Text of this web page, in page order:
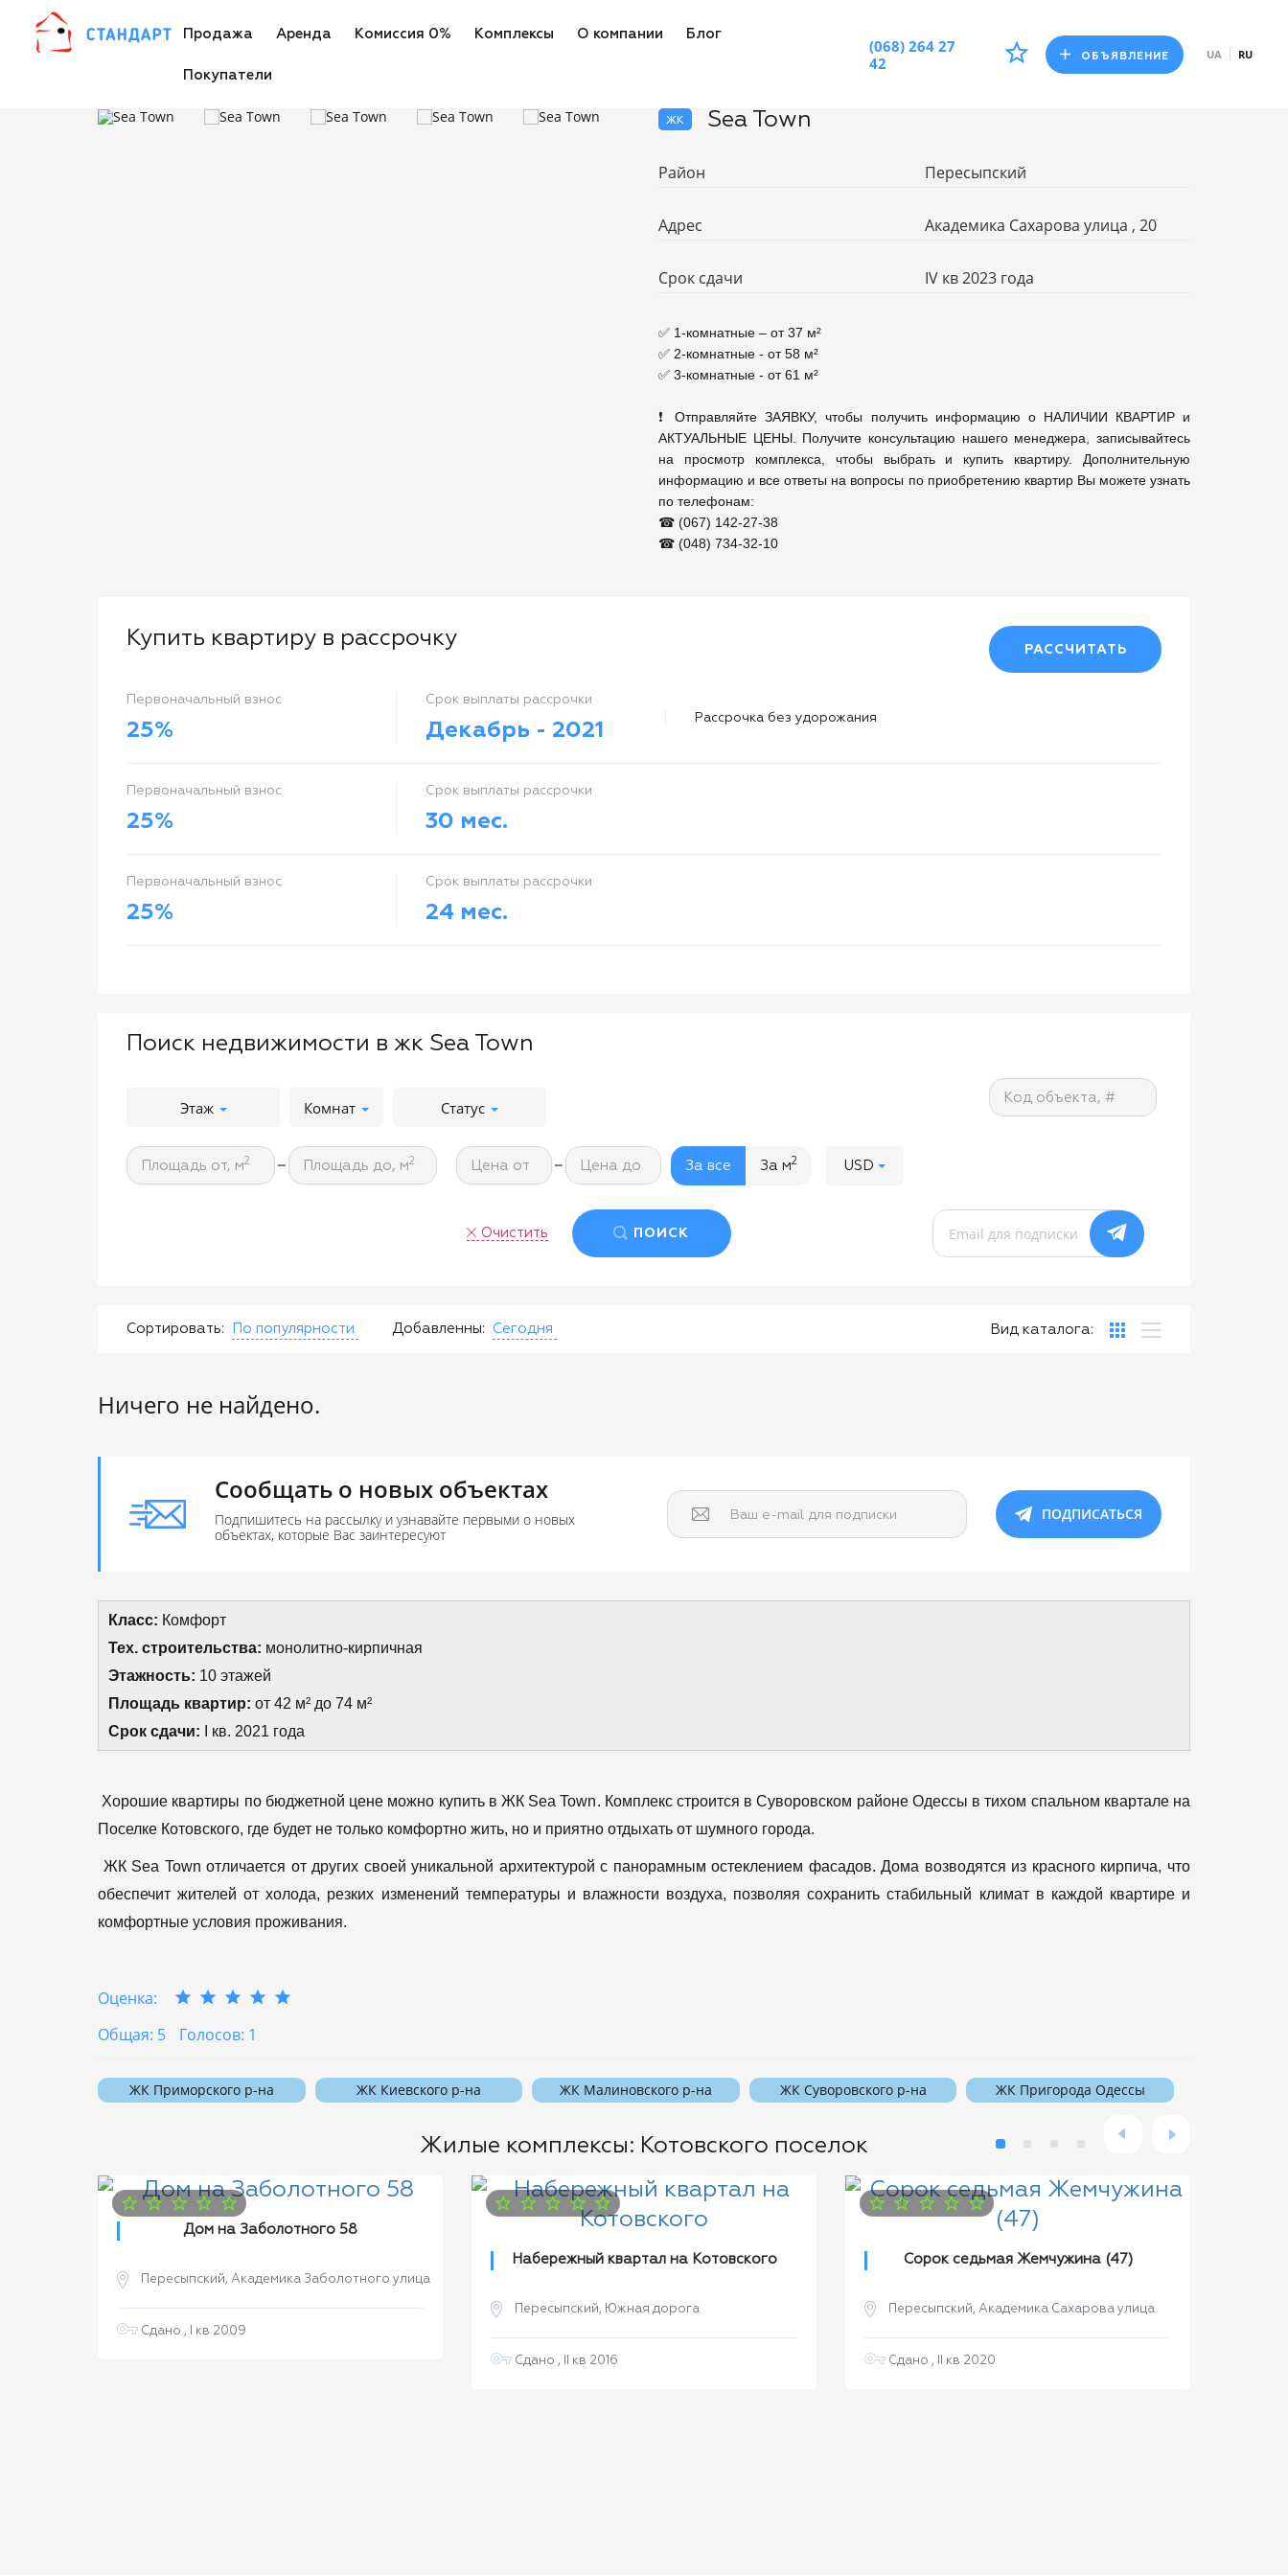
Продажа Аренда Комиссия 0% Комплексы О компании Блог
Покупатели
(068) 264 27
42
ОБЪЯВЛЕНИЕ UA RU
жк Sea Town
Район Пересыпский
Адрес Академика Сахарова улица , 20
Срок сдачи IV кв 2023 года
✅ 1-комнатные – от 37 м²
✅ 2-комнатные - от 58 м²
✅ 3-комнатные - от 61 м²
❗ Отправляйте ЗАЯВКУ, чтобы получить информацию о НАЛИЧИИ КВАРТИР и
АКТУАЛЬНЫЕ ЦЕНЫ. Получите консультацию нашего менеджера, записывайтесь
на просмотр комплекса, чтобы выбрать и купить квартиру. Дополнительную
информацию и все ответы на вопросы по приобретению квартир Вы можете узнать
по телефонам:
☎ (067) 142-27-38
☎ (048) 734-32-10
Купить квартиру в рассрочку РАССЧИТАТЬ
Первоначальный взнос
25%
Cрок выплаты рассрочки
Декабрь - 2021
Рассрочка без удорожания
Первоначальный взнос
25%
Cрок выплаты рассрочки
30 мес.
Первоначальный взнос
25%
Cрок выплаты рассрочки
24 мес.
Поиск недвижимости в жк Sea Town
Этаж Комнат Статус
Код объекта, #
Площадь от, м2 - Площадь до, м2 Цена от - Цена до За все За м2 USD
Очистить ПОИСК
Сортировать: По популярности Добавленны: Сегодня Вид каталога:
Ничего не найдено.
Сообщать о новых объектах
Подпишитесь на рассылку и узнавайте первыми о новых
объектах, которые Вас заинтересуют
Ваш e-mail для подписки ПОДПИСАТЬСЯ
Класс: Комфорт
Тех. строительства: монолитно-кирпичная
Этажность: 10 этажей
Площадь квартир: от 42 м² до 74 м²
Срок сдачи: I кв. 2021 года
Хорошие квартиры по бюджетной цене можно купить в ЖК Sea Town. Комплекс строится в Суворовском районе Одессы в тихом спальном квартале на
Поселке Котовского, где будет не только комфортно жить, но и приятно отдыхать от шумного города.
ЖК Sea Town отличается от других своей уникальной архитектурой с панорамным остеклением фасадов. Дома возводятся из красного кирпича, что
обеспечит жителей от холода, резких изменений температуры и влажности воздуха, позволяя сохранить стабильный климат в каждой квартире и
комфортные условия проживания.
Оценка:
Общая: 5
Голосов: 1
ЖК Приморского р-на ЖК Киевского р-на ЖК Малиновского р-на ЖК Суворовского р-на ЖК Пригорода Одессы
Жилые комплексы: Котовского поселок
Дом на Заболотного 58
Пересыпский, Академика Заболотного улица
Сдано , I кв 2009
Набережный квартал на Котовского
Пересыпский, Южная дорога
Сдано , II кв 2016
Сорок седьмая Жемчужина (47)
Пересыпский, Академика Сахарова улица
Сдано , II кв 2020